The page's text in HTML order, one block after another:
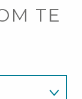
TE